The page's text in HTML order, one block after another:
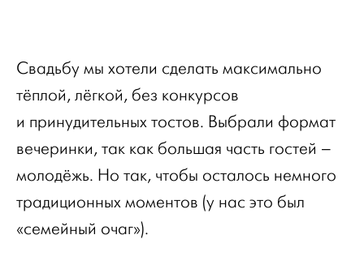
Свадьбу мы хотели сделать максимально
тёплой, лёгкой, без конкурсов
и принудительных тостов. Выбрали формат
вечеринки, так как большая часть гостей –
молодёжь. Но так, чтобы осталось немного
традиционных моментов (у нас это был
«семейный очаг»).